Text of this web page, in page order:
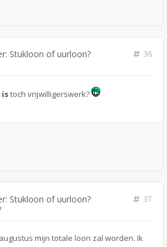
Stukloon of uurloon?
36
istoch vrijwilligerswerk?
Stukloon of uurloon?
37
mijn totale loon zal worden. Ik